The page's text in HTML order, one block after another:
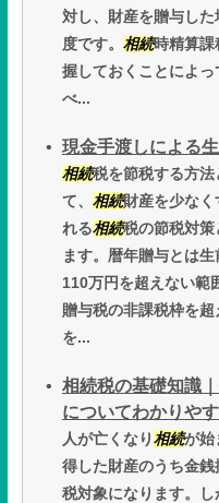
対し、財産を贈与し
度です。 相続時精算課
握しておくことによっ
べ...
現金手渡しによる
相続税を節税する方
て、 相続財産を少な
れる相続税の節税対策
ます。暦年贈与とは
110万円を超えない範
贈与税の非課税枠を
を...
相続税の基礎知識
についてわかりや
人が亡くなり相続が始
得した財産のうち金
税対象になります。